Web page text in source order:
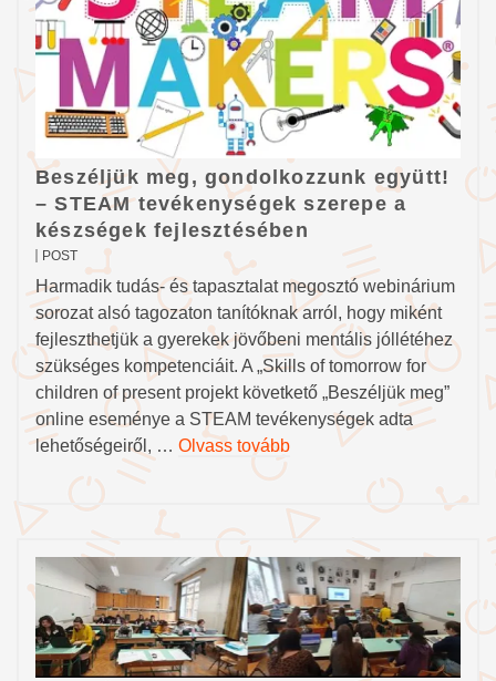
Beszéljük meg, gondolkozzunk együtt!
– STEAM tevékenységek szerepe a
készségek fejlesztésében
POST
Harmadik tudás- és tapasztalat megosztó webinárium
sorozat alsó tagozaton tanítóknak arról, hogy miként
fejleszthetjük a gyerekek jövőbeni mentális jóllétéhez
szükséges kompetenciáit. A „Skills of tomorrow for
children of present projekt követkető „Beszéljük meg”
online eseménye a STEAM tevékenységek adta
lehetőségeiről, … Olvass tovább